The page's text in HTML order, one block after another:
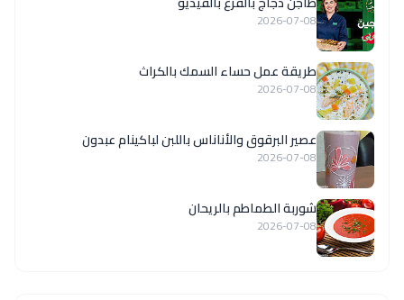
2026-07-08
طريقة عمل حساء السمك بالكراث
2026-07-08
عصير البرقوق والأناناس باللبن لباكينام عبدون
2026-07-08
شوربة الطماطم بالريحان
2026-07-08